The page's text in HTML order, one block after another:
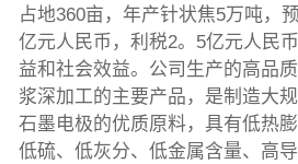
占地360亩，年产针状焦5万吨，
亿元人民币，利税2。5亿元人民
益和社会效益。公司生产的高品
浆深加工的主要产品，是制造大
石墨电极的优质原料，具有低热
低硫、低灰分、低金属含量、高